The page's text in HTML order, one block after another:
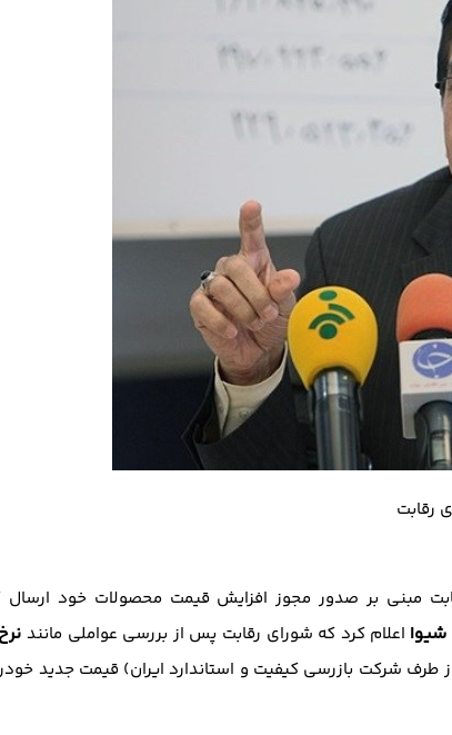
رقابت
مبنی بر صدور مجوز افزایش قیمت محصولات خود ارسال
شیوا اعلام کرد که شورای رقابت پس از بررسی عواملی مانند
طرف شرکت بازرسی کیفیت و استاندارد ایران) قیمت جدید